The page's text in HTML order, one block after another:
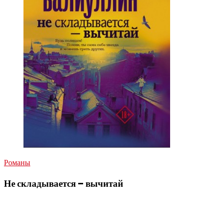
Романы
Не складывается – вычитай